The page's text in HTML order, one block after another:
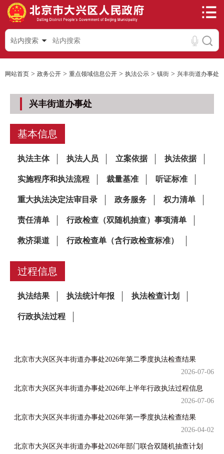
站内搜索
网站首页 > 政务公开 > 重点领域信息公开 > 执法公示 > 镇街 > 兴丰街道办事处
兴丰街道办事处
基本信息
过程信息
北京市大兴区兴丰街道办事处2026年第二季度执法检查结果
2026-07-06
北京市大兴区兴丰街道办事处2026年上半年行政执法过程信息
2026-07-06
北京市大兴区兴丰街道办事处2026年第一季度执法检查结果
2026-04-02
北京市大兴区兴丰街道办事处2026年部门联合双随机抽查计划